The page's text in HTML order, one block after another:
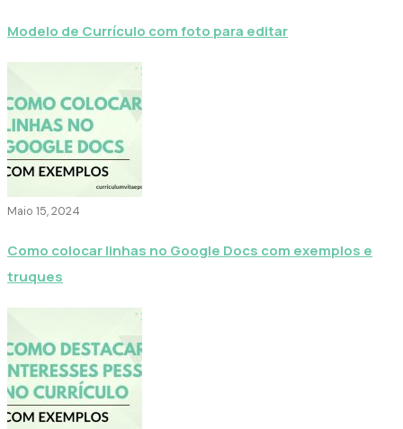
Modelo de Currículo com foto para editar
Maio 15, 2024
Como colocar linhas no Google Docs com exemplos e
truques